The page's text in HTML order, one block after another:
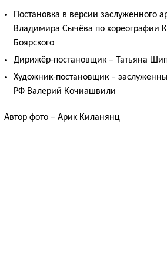
Постановка в версии заслуженного
Владимира Сычёва по хореографии
Боярского
Дирижёр-постановщик – Татьяна
Художник-постановщик –
РФ Валерий Кочиашвили
Автор фото – Арик Киланянц